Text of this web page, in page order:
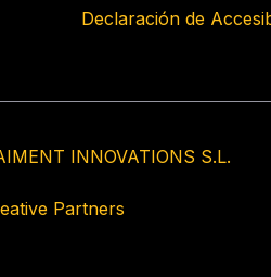
Declaración de
INNOVATIONS S.L.
Partners